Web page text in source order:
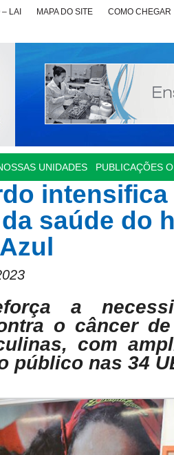
LAI MAPA DO SITE COMO CHEGAR
UNIDADES PUBLICAÇÕES
saúde do
a
o câncer
com
público nas 34